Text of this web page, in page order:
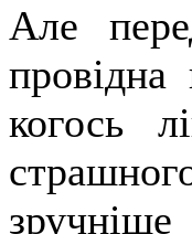
Але
когось